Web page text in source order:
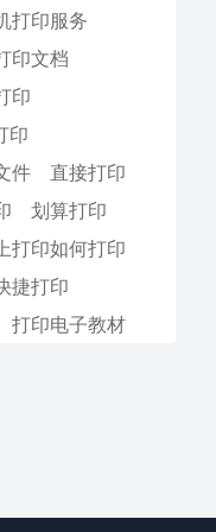
打印服务
印文档
印
印
件
直接打印
划算打印
打印如何打印
捷打印
打印电子教材